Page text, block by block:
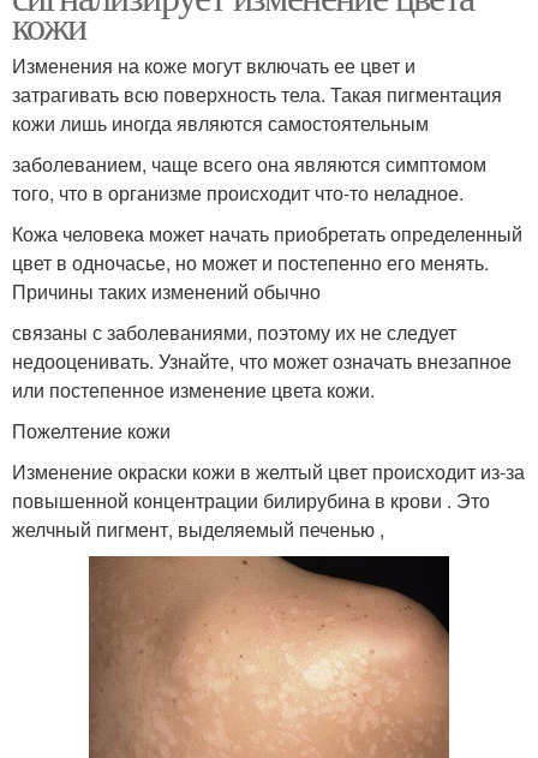
кожи
Изменения на коже могут включать ее цвет и
затрагивать всю поверхность тела. Такая пигментация
кожи лишь иногда являются самостоятельным
заболеванием, чаще всего она являются симптомом
того, что в организме происходит что-то неладное.
Кожа человека может начать приобретать определенный
цвет в одночасье, но может и постепенно его менять.
Причины таких изменений обычно
связаны с заболеваниями, поэтому их не следует
недооценивать. Узнайте, что может означать внезапное
или постепенное изменение цвета кожи.
Пожелтение кожи
Изменение окраски кожи в желтый цвет происходит из-за
повышенной концентрации билирубина в крови . Это
желчный пигмент, выделяемый печенью ,